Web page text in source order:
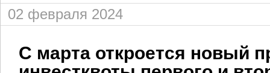
02 февраля 2024
С марта откроется новый